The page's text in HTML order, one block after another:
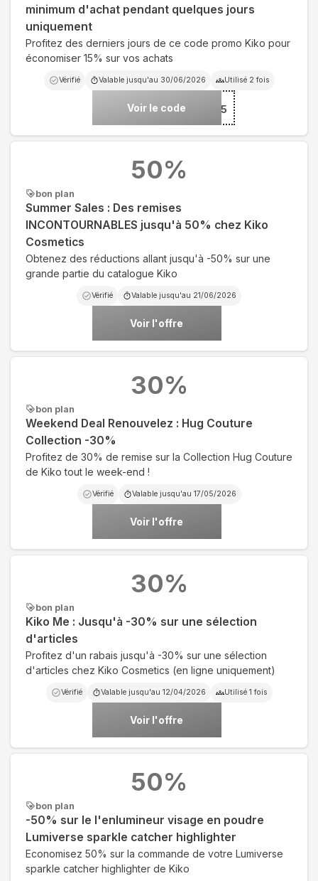
minimum d'achat pendant quelques jours
uniquement
Profitez des derniers jours de ce code promo Kiko pour
économiser 15% sur vos achats
Vérifié Valable jusqu'au 30/06/2026 Utilisé 2 fois
Voir le code***AO30EU15
bon plan
Summer Sales : Des remises
INCONTOURNABLES jusqu'à 50% chez Kiko
Cosmetics
Obtenez des réductions allant jusqu'à -50% sur une
grande partie du catalogue Kiko
Vérifié Valable jusqu'au 21/06/2026
Voir l'offre
50%
bon plan
Weekend Deal Renouvelez : Hug Couture
Collection -30%
Profitez de 30% de remise sur la Collection Hug Couture
de Kiko tout le week-end !
Vérifié Valable jusqu'au 17/05/2026
Voir l'offre
30%
bon plan
Kiko Me : Jusqu'à -30% sur une sélection
d'articles
Profitez d'un rabais jusqu'à -30% sur une sélection
d'articles chez Kiko Cosmetics (en ligne uniquement)
Vérifié Valable jusqu'au 12/04/2026 Utilisé 1 fois
Voir l'offre
30%
bon plan
-50% sur le l'enlumineur visage en poudre
Lumiverse sparkle catcher highlighter
Economisez 50% sur la commande de votre Lumiverse
sparkle catcher highlighter de Kiko
50%